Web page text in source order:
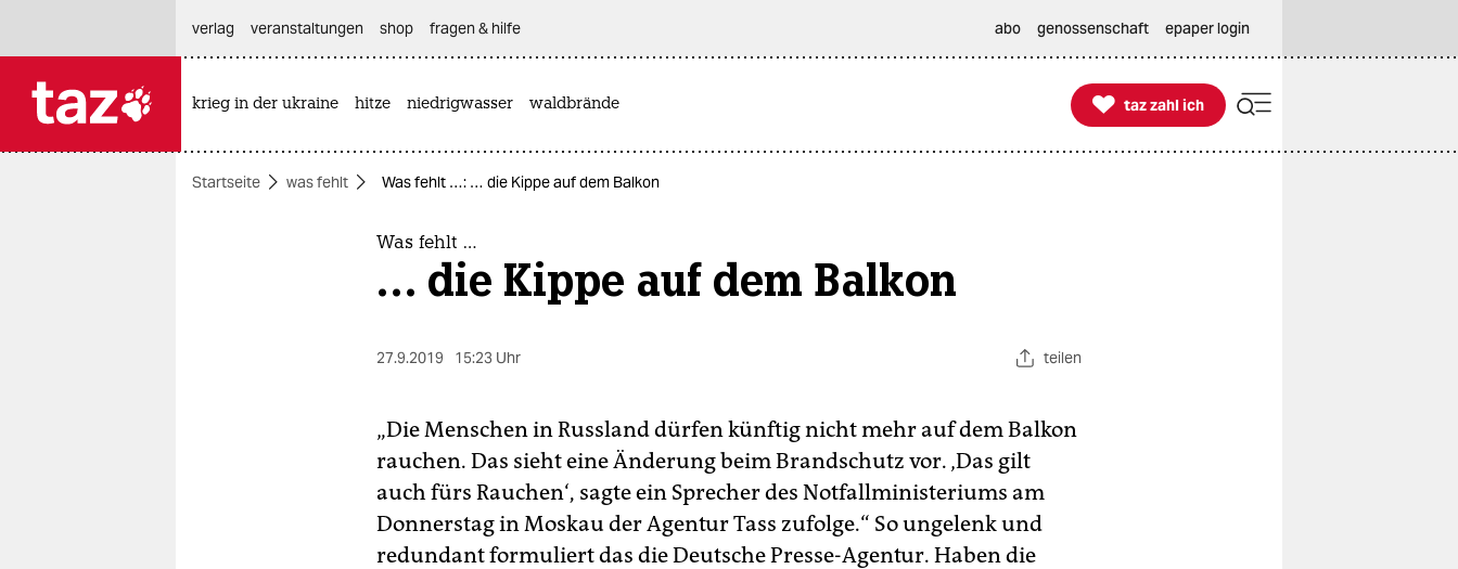
themen
verlag
veranstaltungen shop fragen & hilfe abo genossenschaft epaper login
krieg in der ukraine hitze niedrigwasser waldbrände 
taz zahl ich
taz zahl ich
Startseite was fehlt Was fehlt …: … die Kippe auf dem Balkon
Was fehlt …
… die Kippe auf dem Balkon
27.9.2019 15:23 Uhr teilen
„Die Menschen in Russland dürfen künftig nicht mehr auf dem Balkon
rauchen. Das sieht eine Änderung beim Brandschutz vor. ‚Das gilt
auch fürs Rauchen‘, sagte ein Sprecher des Notfallministeriums am
Donnerstag in Moskau der Agentur Tass zufolge.“ So ungelenk und
redundant formuliert das die Deutsche Presse-Agentur. Haben die